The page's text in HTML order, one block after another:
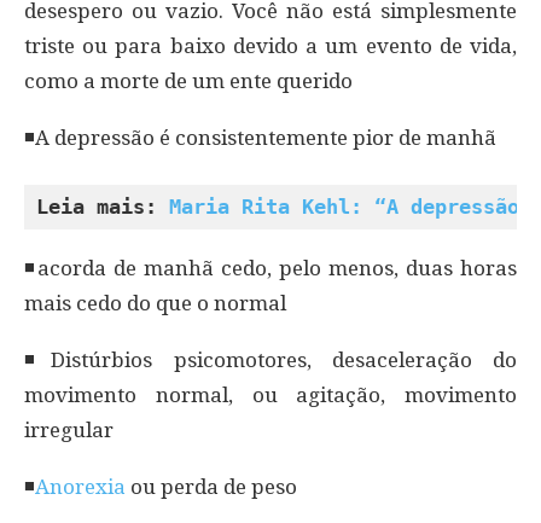
desespero ou vazio. Você não está simplesmente
triste ou para baixo devido a um evento de vida,
como a morte de um ente querido
◾A depressão é consistentemente pior de manhã
Leia mais: Maria Rita Kehl: “A depressão
◾acorda de manhã cedo, pelo menos, duas horas
mais cedo do que o normal
◾Distúrbios psicomotores, desaceleração do
movimento normal, ou agitação, movimento
irregular
◾Anorexia ou perda de peso